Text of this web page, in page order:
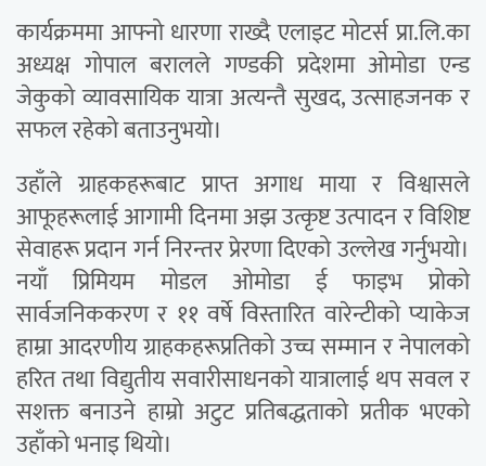
कार्यक्रममा आफ्नो धारणा राख्दै एलाइट मोटर्स प्रा.लि.का
अध्यक्ष गोपाल बरालले गण्डकी प्रदेशमा ओमोडा एन्ड
जेकुको व्यावसायिक यात्रा अत्यन्तै सुखद, उत्साहजनक र
सफल रहेको बताउनुभयो।
उहाँले ग्राहकहरूबाट प्राप्त अगाध माया र विश्वासले
आफूहरूलाई आगामी दिनमा अझ उत्कृष्ट उत्पादन र विशिष्ट
सेवाहरू प्रदान गर्न निरन्तर प्रेरणा दिएको उल्लेख गर्नुभयो।
नयाँ प्रिमियम मोडल ओमोडा ई फाइभ प्रोको
सार्वजनिककरण र ११ वर्षे विस्तारित वारेन्टीको प्याकेज
हाम्रा आदरणीय ग्राहकहरूप्रतिको उच्च सम्मान र नेपालको
हरित तथा विद्युतीय सवारीसाधनको यात्रालाई थप सवल र
सशक्त बनाउने हाम्रो अटुट प्रतिबद्धताको प्रतीक भएको
उहाँको भनाइ थियो।